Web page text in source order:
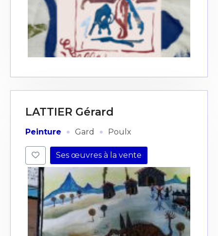
LATTIER Gérard
Peinture · Gard · Poulx
Ses œuvres à la vente